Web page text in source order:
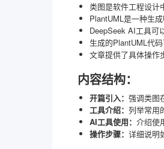
类图是软件工程设计
PlantUML是一种生
DeepSeek AI工具可
生成的PlantUML代
文章提供了具体操作
内容结构：
开篇引入： 强调类图
工具介绍： 列举常用
AI工具使用： 介绍使
操作步骤： 详细说明